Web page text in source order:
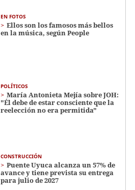
EN FOTOS
Ellos son los famosos más bellos
en la música, según People
POLÍTICOS
María Antonieta Mejía sobre JOH:
"Él debe de estar consciente que la
reelección no era permitida"
CONSTRUCCIÓN
Puente Uyuca alcanza un 57% de
avance y tiene prevista su entrega
para julio de 2027